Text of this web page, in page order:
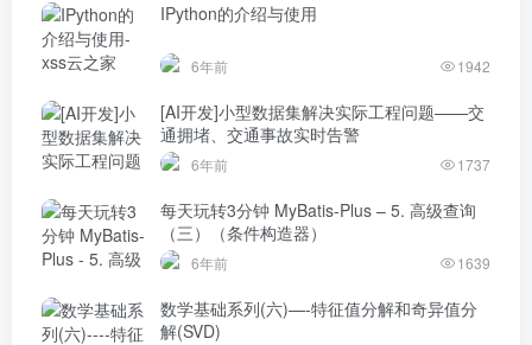
IPython的介绍与使用
6年前 1942
[AI开发]小型数据集解决实际工程问题——交
通拥堵、交通事故实时告警
6年前 1737
每天玩转3分钟 MyBatis-Plus – 5. 高级查询
（三）（条件构造器）
6年前 1639
数学基础系列(六)—-特征值分解和奇异值分
解(SVD)